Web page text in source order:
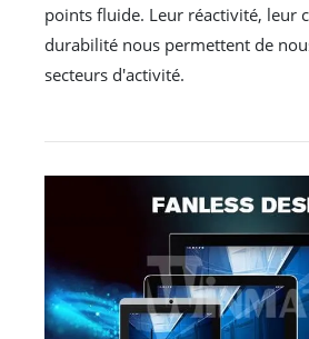
points fluide. Leur réactivité, leur
durabilité nous permettent de
secteurs d'activité.